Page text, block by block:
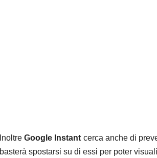
InoltreGoogle Instant cerca anche di
basterà spostarsi su di essi per poter